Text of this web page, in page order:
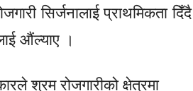
सिर्जनालाई प्राथमिकता दिँदै
औंल्याए ।
श्रम रोजगारीको क्षेत्रमा